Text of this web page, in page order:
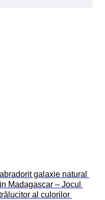
galaxie natural
Madagascar – Jocul
al culorilor